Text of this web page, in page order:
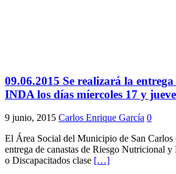
09.06.2015 Se realizará la
INDA los días míercoles 17 y
9 junio, 2015 Carlos Enrique García 0
El Área Social del Municipio de San Carlos
entrega de canastas de Riesgo Nutricional y
o Discapacitados clase […]